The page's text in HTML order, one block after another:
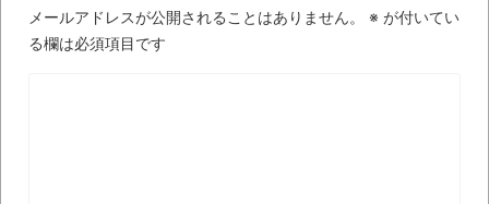
メールアドレスが公開されることはありません。 ※ が付いてい
る欄は必須項目です